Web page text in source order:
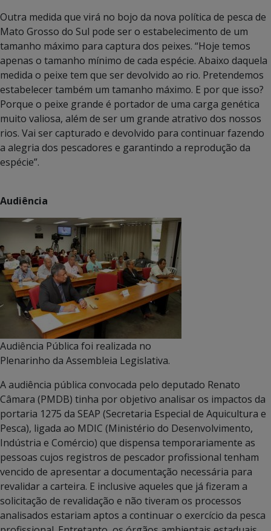
Outra medida que virá no bojo da nova política de pesca de
Mato Grosso do Sul pode ser o estabelecimento de um
tamanho máximo para captura dos peixes. “Hoje temos
apenas o tamanho mínimo de cada espécie. Abaixo daquela
medida o peixe tem que ser devolvido ao rio. Pretendemos
estabelecer também um tamanho máximo. E por que isso?
Porque o peixe grande é portador de uma carga genética
muito valiosa, além de ser um grande atrativo dos nossos
rios. Vai ser capturado e devolvido para continuar fazendo
a alegria dos pescadores e garantindo a reprodução da
espécie”.
Audiência
Audiência Pública foi realizada no
Plenarinho da Assembleia Legislativa.
A audiência pública convocada pelo deputado Renato
Câmara (PMDB) tinha por objetivo analisar os impactos da
portaria 1275 da SEAP (Secretaria Especial de Aquicultura e
Pesca), ligada ao MDIC (Ministério do Desenvolvimento,
Indústria e Comércio) que dispensa temporariamente as
pessoas cujos registros de pescador profissional tenham
vencido de apresentar a documentação necessária para
revalidar a carteira. E inclusive aqueles que já fizeram a
solicitação de revalidação e não tiveram os processos
analisados estariam aptos a continuar o exercício da pesca